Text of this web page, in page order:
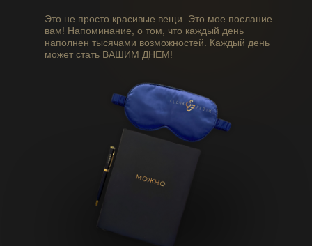
Это не просто красивые вещи. Это мое послание
вам! Напоминание, о том, что каждый день
наполнен тысячами возможностей. Каждый день
может стать ВАШИМ ДНЕМ!